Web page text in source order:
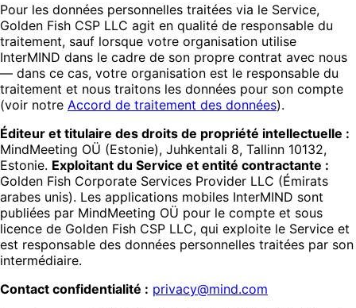
Pour les données personnelles traitées via le Service,
Golden Fish CSP LLC agit en qualité de responsable du
traitement, sauf lorsque votre organisation utilise
InterMIND dans le cadre de son propre contrat avec nous
— dans ce cas, votre organisation est le responsable du
traitement et nous traitons les données pour son compte
(voir notre Accord de traitement des données).
Éditeur et titulaire des droits de propriété intellectuelle :
MindMeeting OÜ (Estonie), Juhkentali 8, Tallinn 10132,
Estonie. Exploitant du Service et entité contractante :
Golden Fish Corporate Services Provider LLC (Émirats
arabes unis). Les applications mobiles InterMIND sont
publiées par MindMeeting OÜ pour le compte et sous
licence de Golden Fish CSP LLC, qui exploite le Service et
est responsable des données personnelles traitées par son
intermédiaire.
Contact confidentialité : privacy@mind.com